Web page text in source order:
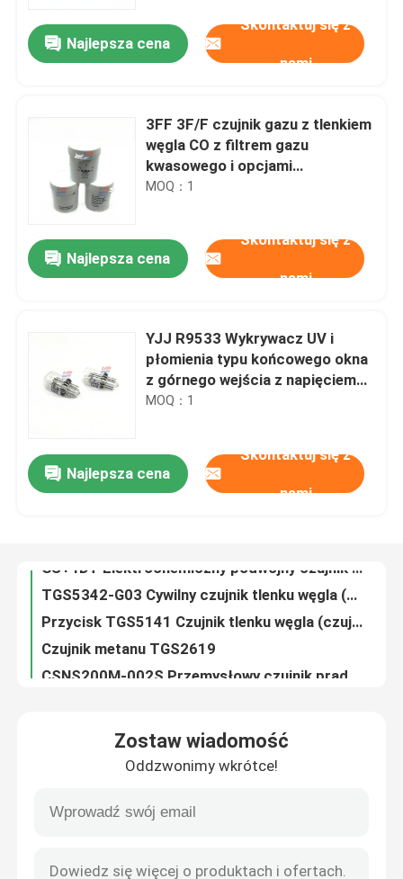
Pokaz VR
Kontrola jakości
Sprawy
Czujnik gazu tlenowego
Najlepsza cena
Skontaktuj się z
nami
3FF 3F/F czujnik gazu z tlenkiem
węgla CO z filtrem gazu
kwasowego i opcjami
akcesoriów
MOQ：1
Najlepsza cena
Skontaktuj się z
nami
YJJ R9533 Wykrywacz UV i
płomienia typu końcowego okna
z górnego wejścia z napięciem
zasilania 280 V
MOQ：1
Najlepsza cena
Skontaktuj się z
nami
GS+4DT Elektrochemiczny podwójny czujnik gazu (CO/H2S)
Zostaw wiadomość
Oddzwonimy wkrótce!